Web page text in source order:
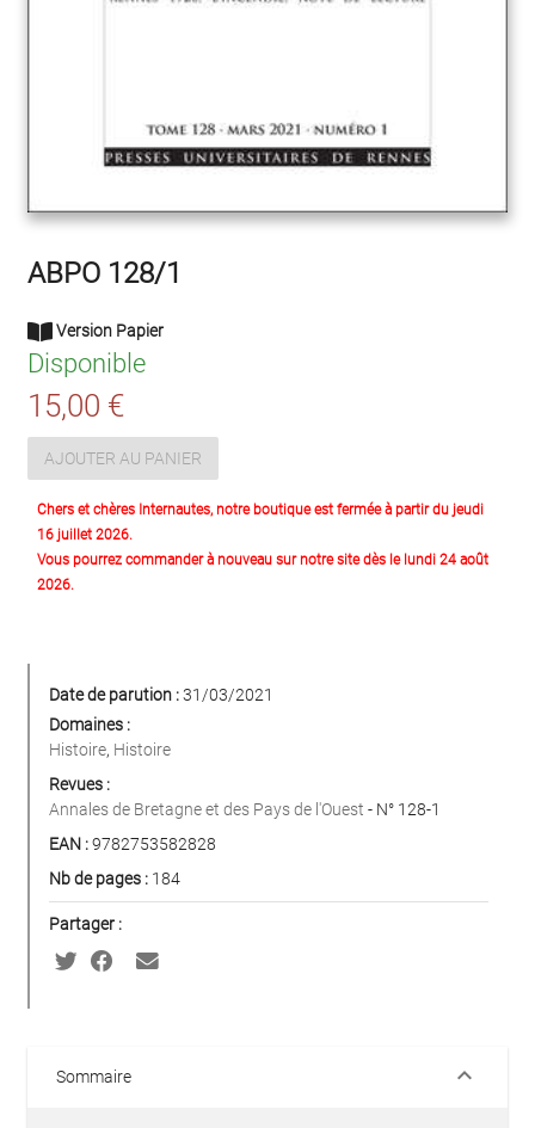
ABPO 128/1
Version Papier
Disponible
15,00 €
AJOUTER AU PANIER
Chers et chères Internautes, notre boutique est fermée à partir du jeudi
16 juillet 2026.
Vous pourrez commander à nouveau sur notre site dès le lundi 24 août
2026.
Date de parution :31/03/2021
Domaines :
Histoire, Histoire
Revues :
Annales de Bretagne et des Pays de l'Ouest - N° 128-1
EAN :9782753582828
Nb de pages : 184
Partager :
Sommaire keyboard_arrow_down